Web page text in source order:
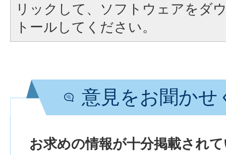
リックして、ソフトウェアをダ
トールしてください。
意見をお聞かせ
お求めの情報が十分掲載され